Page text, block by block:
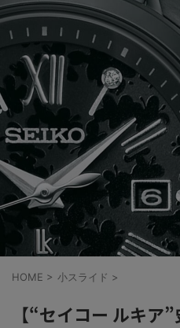
HOME > 小スライド >
【“セイコー ルキア